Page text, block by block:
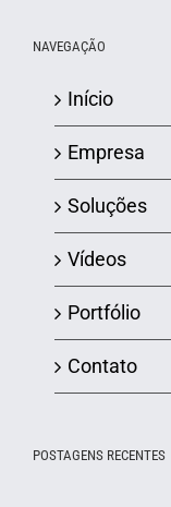
NAVEGAÇÃO
Início
Empresa
Soluções
Vídeos
Portfólio
Contato
POSTAGENS RECENTES